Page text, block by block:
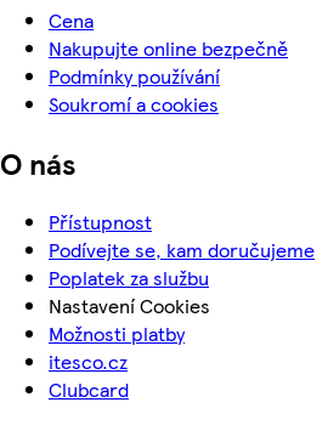
Cena
Nakupujte online bezpečně
Podmínky používání
Soukromí a cookies
O nás
Přístupnost
Podívejte se, kam doručujeme
Poplatek za službu
Nastavení Cookies
Možnosti platby
itesco.cz
Clubcard